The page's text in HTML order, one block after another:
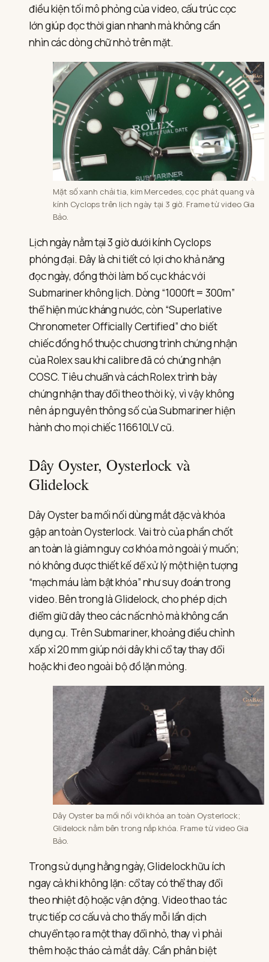
điều kiện tối mô phỏng của video, cấu trúc cọc
lớn giúp đọc thời gian nhanh mà không cần
nhìn các dòng chữ nhỏ trên mặt.
Mặt số xanh chải tia, kim Mercedes, cọc phát quang và
kính Cyclops trên lịch ngày tại 3 giờ. Frame từ video Gia
Bảo.
Lịch ngày nằm tại 3 giờ dưới kính Cyclops
phóng đại. Đây là chi tiết có lợi cho khả năng
đọc ngày, đồng thời làm bố cục khác với
Submariner không lịch. Dòng “1000ft = 300m”
thể hiện mức kháng nước, còn “Superlative
Chronometer Officially Certified” cho biết
chiếc đồng hồ thuộc chương trình chứng nhận
của Rolex sau khi calibre đã có chứng nhận
COSC. Tiêu chuẩn và cách Rolex trình bày
chứng nhận thay đổi theo thời kỳ, vì vậy không
nên áp nguyên thông số của Submariner hiện
hành cho mọi chiếc 116610LV cũ.
Dây Oyster, Oysterlock và
Glidelock
Dây Oyster ba mối nối dùng mắt đặc và khóa
gập an toàn Oysterlock. Vai trò của phần chốt
an toàn là giảm nguy cơ khóa mở ngoài ý muốn;
nó không được thiết kế để xử lý một hiện tượng
“mạch máu làm bật khóa” như suy đoán trong
video. Bên trong là Glidelock, cho phép dịch
điểm giữ dây theo các nấc nhỏ mà không cần
dụng cụ. Trên Submariner, khoảng điều chỉnh
xấp xỉ 20 mm giúp nới dây khi cổ tay thay đổi
hoặc khi đeo ngoài bộ đồ lặn mỏng.
Dây Oyster ba mối nối với khóa an toàn Oysterlock;
Glidelock nằm bên trong nắp khóa. Frame từ video Gia
Bảo.
Trong sử dụng hằng ngày, Glidelock hữu ích
ngay cả khi không lặn: cổ tay có thể thay đổi
theo nhiệt độ hoặc vận động. Video thao tác
trực tiếp cơ cấu và cho thấy mỗi lần dịch
chuyển tạo ra một thay đổi nhỏ, thay vì phải
thêm hoặc tháo cả mắt dây. Cần phân biệt